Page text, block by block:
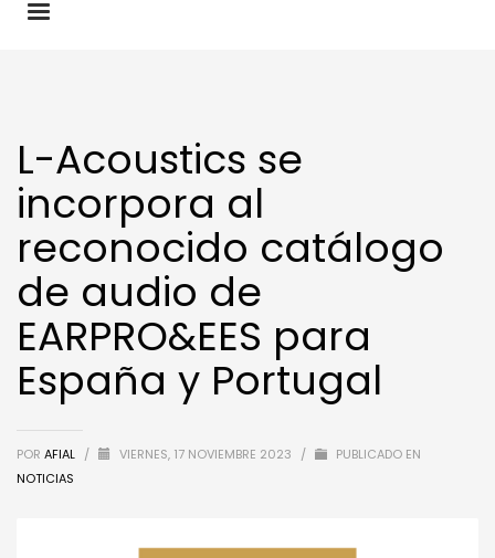
L-Acoustics se
incorpora al
reconocido catálogo
de audio de
EARPRO&EES para
España y Portugal
POR AFIAL / VIERNES, 17 NOVIEMBRE 2023 /
PUBLICADO EN
NOTICIAS